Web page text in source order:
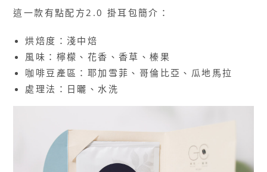
這一款有點配方2.0 掛耳包簡介：
烘焙度：淺中焙
風味：檸檬、花香、香草、榛果
咖啡豆產區：耶加雪菲、哥倫比亞、瓜地馬拉
處理法：日曬、水洗